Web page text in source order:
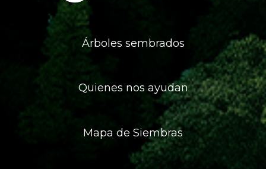
Árboles sembrados
Quienes nos ayudan
Mapa de Siembras